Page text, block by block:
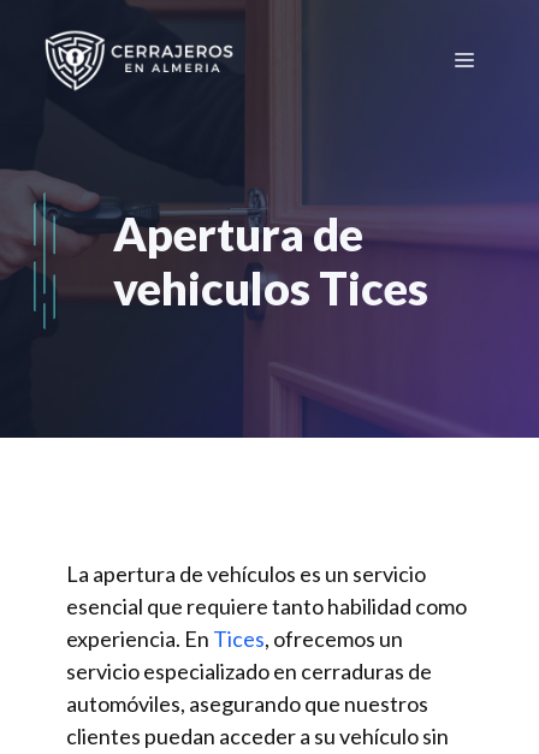
contenido
Menú
Apertura de
vehiculos Tices
La apertura de vehículos es un servicio
esencial que requiere tanto habilidad como
experiencia. En Tices, ofrecemos un
servicio especializado en cerraduras de
automóviles, asegurando que nuestros
clientes puedan acceder a su vehículo sin